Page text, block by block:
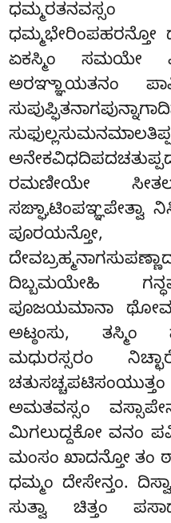
ಧಮ್ಮಭೇರಿಂಪಹರನ್ತೋ
ಏಕಸ್ಮಿಂ ಸಮಯೇ
ಅರಞ್ಞಾಯತನಂ
ರಮಣೀಯೇ
ಸಙ್ಘಾಟಿಂಪಞ್ಞಪೇತ್ವಾ
ದಿಬ್ಬಮಯೇಹಿ
ಪೂಜಯಮಾನಾ
ಅಟ್ಠಂಸು,
ಮಧುರಸ್ಸರಂ
ಅಮತವಸ್ಸಂ
ಮಿಗಲುದ್ದಕೋ ವನಂ
ಮಂಸಂ ಖಾದನ್ತೋ ತಂ
ಧಮ್ಮಂ ದೇಸೇನ್ತಂ.
ಸುತ್ವಾ ಚಿತ್ತಂ